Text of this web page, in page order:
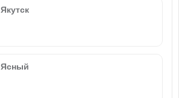
Якутск
Ясный